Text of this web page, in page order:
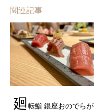
関連記事
廻転鮨 銀座おのでらが